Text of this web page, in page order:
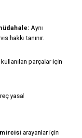
Aynı
hakkı tanınır.
parçalar için
yasal
arayanlar için